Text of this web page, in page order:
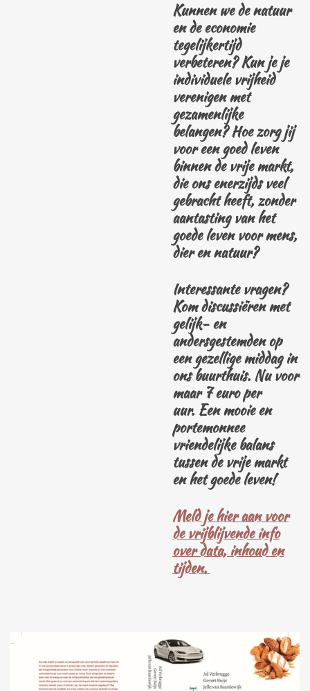
Kunnen we de natuur
en de economie
tegelijkertijd
verbeteren? Kun je je
individuele vrijheid
verenigen met
gezamenlijke
belangen? Hoe zorg jij
voor een goed leven
binnen de vrije markt,
die ons enerzijds veel
gebracht heeft, zonder
aantasting van het
goede leven voor mens,
dier en natuur?
Interessante vragen?
Kom discussiëren met
gelijk- en
andersgestemden op
een gezellige middag in
ons buurthuis. Nu voor
maar 7 euro per
uur. Een mooie en
portemonnee
vriendelijke balans
tussen de vrije markt
en het goede leven!
Meld je hier aan voor
de vrijblijvende info
over data, inhoud en
tijden.